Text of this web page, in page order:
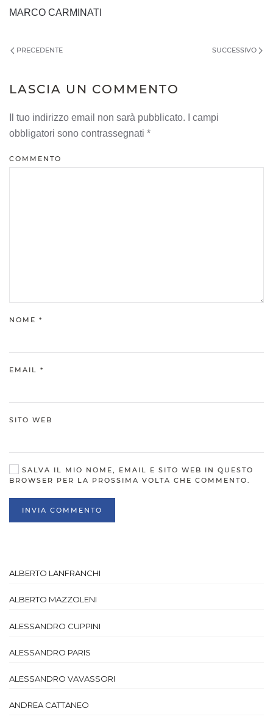
MARCO CARMINATI
PRECEDENTE SUCCESSIVO
LASCIA UN COMMENTO
Il tuo indirizzo email non sarà pubblicato. I campi
obbligatori sono contrassegnati *
COMMENTO
NOME *
EMAIL *
SITO WEB
SALVA IL MIO NOME, EMAIL E SITO WEB IN QUESTO
BROWSER PER LA PROSSIMA VOLTA CHE COMMENTO.
INVIA COMMENTO
ALBERTO LANFRANCHI
ALBERTO MAZZOLENI
ALESSANDRO CUPPINI
ALESSANDRO PARIS
ALESSANDRO VAVASSORI
ANDREA CATTANEO